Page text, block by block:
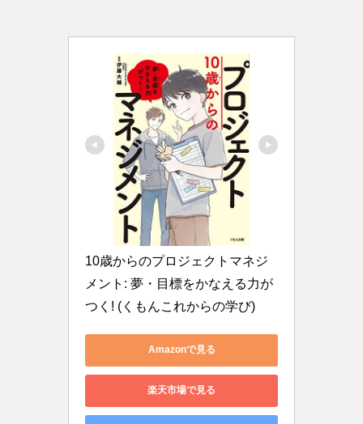
10歳からのプロジェクトマネジ
メント: 夢・目標をかなえる力が
つく! (くもんこれからの学び)
Amazonで見る
楽天市場で見る